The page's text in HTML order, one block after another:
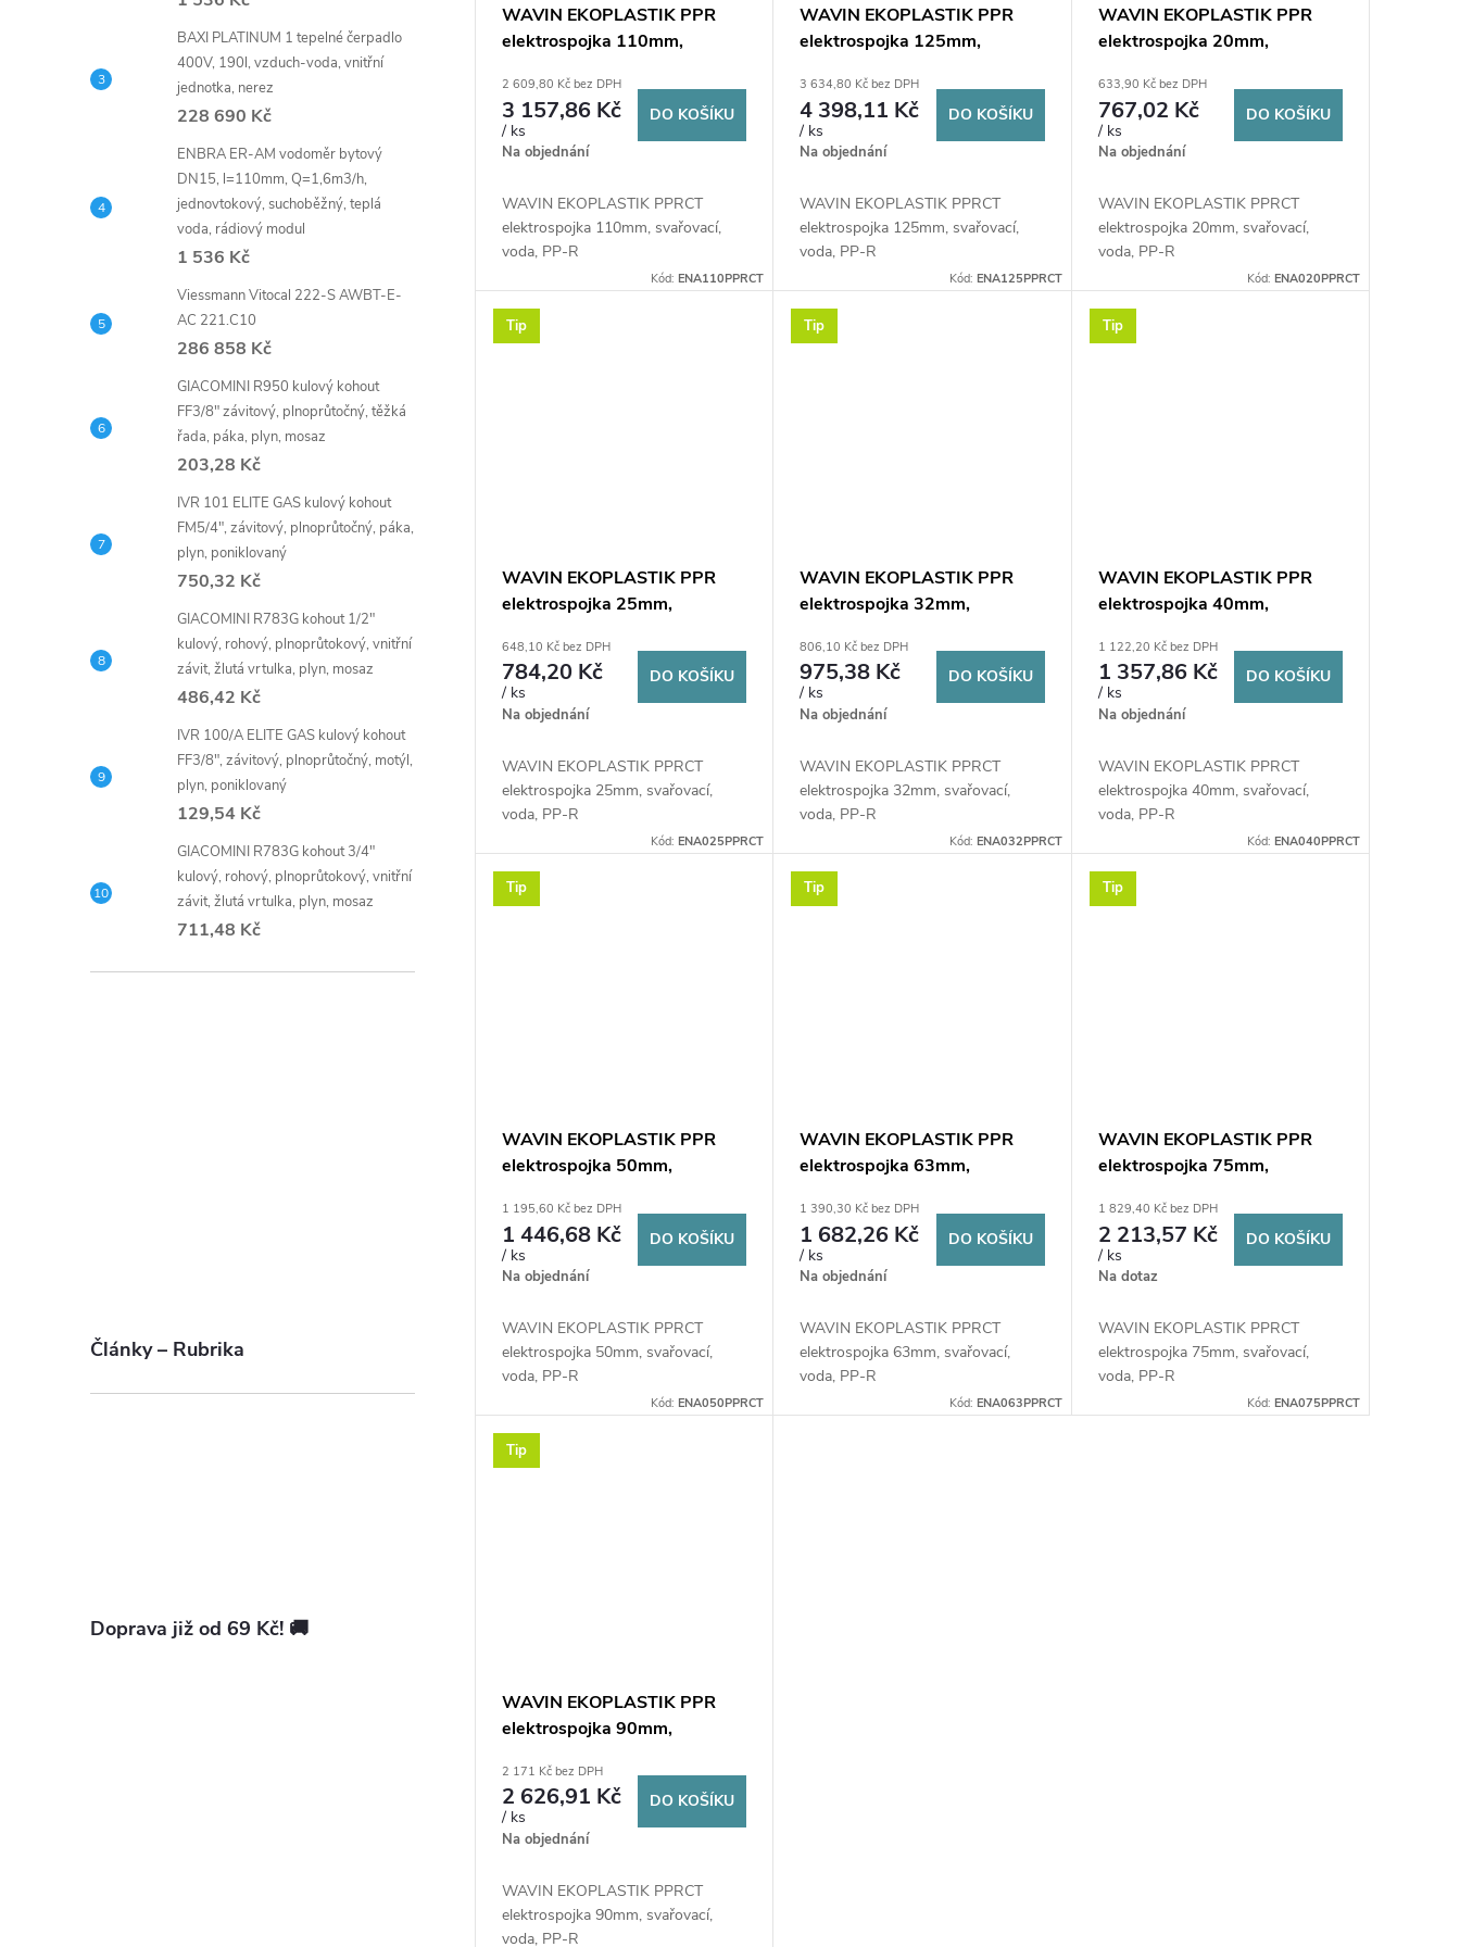
BAXI PLATINUM 1 tepelné čerpadlo
400V, 190l, vzduch-voda, vnitřní
jednotka, nerez
228 690 Kč
ENBRA ER-AM vodoměr bytový
DN15, l=110mm, Q=1,6m3/h,
jednovtokový, suchoběžný, teplá
voda, rádiový modul
1 536 Kč
Viessmann Vitocal 222-S AWBT-E-
AC 221.C10
286 858 Kč
GIACOMINI R950 kulový kohout
FF3/8" závitový, plnoprůtočný, těžká
řada, páka, plyn, mosaz
203,28 Kč
IVR 101 ELITE GAS kulový kohout
FM5/4", závitový, plnoprůtočný, páka,
plyn, poniklovaný
750,32 Kč
GIACOMINI R783G kohout 1/2"
kulový, rohový, plnoprůtokový, vnitřní
závit, žlutá vrtulka, plyn, mosaz
486,42 Kč
IVR 100/A ELITE GAS kulový kohout
FF3/8", závitový, plnoprůtočný, motýl,
plyn, poniklovaný
129,54 Kč
GIACOMINI R783G kohout 3/4"
kulový, rohový, plnoprůtokový, vnitřní
závit, žlutá vrtulka, plyn, mosaz
711,48 Kč
Články – Rubrika
Doprava již od 69 Kč! 🚚
ů
k
WAVIN EKOPLASTIK PPR
elektrospojka 110mm,
2 609,80 Kč bez DPH
3 157,86 Kč
/ ks
Na objednání
DO KOŠÍKU
WAVIN EKOPLASTIK PPRCT
elektrospojka 110mm, svařovací,
voda, PP-R
Kód:ENA110PPRCT
WAVIN EKOPLASTIK PPR
elektrospojka 125mm,
3 634,80 Kč bez DPH
4 398,11 Kč
/ ks
Na objednání
DO KOŠÍKU
WAVIN EKOPLASTIK PPRCT
elektrospojka 125mm, svařovací,
voda, PP-R
Kód: ENA125PPRCT
WAVIN EKOPLASTIK PPR
elektrospojka 20mm,
633,90 Kč bez DPH
767,02 Kč
/ ks
Na objednání
DO KOŠÍKU
WAVIN EKOPLASTIK PPRCT
elektrospojka 20mm, svařovací,
voda, PP-R
Kód: ENA020PPRCT
Tip
WAVIN EKOPLASTIK PPR
elektrospojka 25mm,
648,10 Kč bez DPH
784,20 Kč
/ ks
Na objednání
DO KOŠÍKU
WAVIN EKOPLASTIK PPRCT
elektrospojka 25mm, svařovací,
voda, PP-R
Kód:ENA025PPRCT
Tip
WAVIN EKOPLASTIK PPR
elektrospojka 32mm,
806,10 Kč bez DPH
975,38 Kč
/ ks
Na objednání
DO KOŠÍKU
WAVIN EKOPLASTIK PPRCT
elektrospojka 32mm, svařovací,
voda, PP-R
Kód: ENA032PPRCT
Tip
WAVIN EKOPLASTIK PPR
elektrospojka 40mm,
1 122,20 Kč bez DPH
1 357,86 Kč
/ ks
Na objednání
DO KOŠÍKU
WAVIN EKOPLASTIK PPRCT
elektrospojka 40mm, svařovací,
voda, PP-R
Kód: ENA040PPRCT
Tip
WAVIN EKOPLASTIK PPR
elektrospojka 50mm,
1 195,60 Kč bez DPH
1 446,68 Kč
/ ks
Na objednání
DO KOŠÍKU
WAVIN EKOPLASTIK PPRCT
elektrospojka 50mm, svařovací,
voda, PP-R
Kód:ENA050PPRCT
Tip
WAVIN EKOPLASTIK PPR
elektrospojka 63mm,
1 390,30 Kč bez DPH
1 682,26 Kč
/ ks
Na objednání
DO KOŠÍKU
WAVIN EKOPLASTIK PPRCT
elektrospojka 63mm, svařovací,
voda, PP-R
Kód: ENA063PPRCT
Tip
WAVIN EKOPLASTIK PPR
elektrospojka 75mm,
1 829,40 Kč bez DPH
2 213,57 Kč
/ ks
Na dotaz
DO KOŠÍKU
WAVIN EKOPLASTIK PPRCT
elektrospojka 75mm, svařovací,
voda, PP-R
Kód: ENA075PPRCT
Tip
WAVIN EKOPLASTIK PPR
elektrospojka 90mm,
2 171 Kč bez DPH
2 626,91 Kč
/ ks
Na objednání
DO KOŠÍKU
WAVIN EKOPLASTIK PPRCT
elektrospojka 90mm, svařovací,
voda, PP-R